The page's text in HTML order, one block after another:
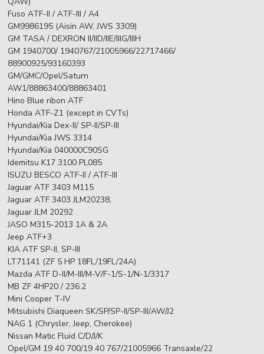
Fuso ATF-II / ATF-III / A4
GM9986195 (Aisin AW, JWS 3309)
GM TASA / DEXRON II/IID/IIE/IIIG/IIIH
GM 1940700/ 1940767/21005966/22717466/
88900925/93160393
GM/GMC/Opel/Saturn
AW1/88863400/88863401
Hino Blue ribon ATF
Honda ATF-Z1 (except in CVTs)
Hyundai/Kia Dex-II/ SP-II/SP-III
Hyundai/Kia JWS 3314
Hyundai/Kia 040000C90SG
Idemitsu K17 3100 PL085
ISUZU BESCO ATF-II / ATF-III
Jaguar ATF 3403 M115
Jaguar ATF 3403 JLM20238,
Jaguar JLM 20292
JASO M315-2013 1A & 2A
Jeep ATF+3
KIA ATF SP-II, SP-III
LT71141 (ZF 5 HP 18FL/19FL/24A)
Mazda ATF D-II/M-III/M-V/F-1/S-1/N-1/3317
MB ZF 4HP20 / 236.2
Mini Cooper T-IV
Mitsubishi Diaqueen SK/SP/SP-II/SP-III/AW/J2
NAG 1 (Chrysler, Jeep, Cherokee)
Nissan Matic Fluid C/D/J/K
Opel/GM 19 40 700/19 40 767/21005966 Transaxle/22